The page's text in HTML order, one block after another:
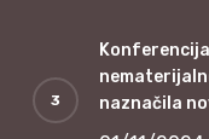
naznačila